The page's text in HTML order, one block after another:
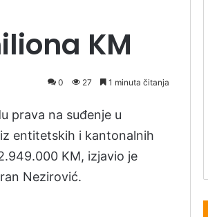
KM
0 27 1 minuta čitanja
prava na suđenje u
entitetskih i kantonalnih
KM, izjavio je
Nezirović.